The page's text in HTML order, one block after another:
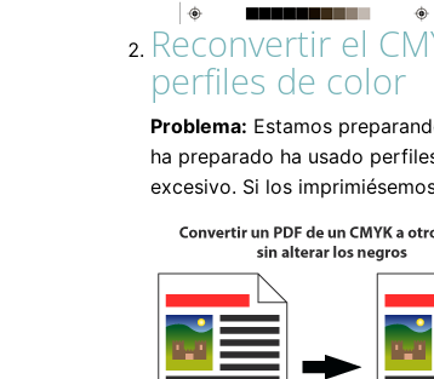
Reconvertir el
perfiles de color
Problema: Estamos
ha preparado ha usado
excesivo. Si los